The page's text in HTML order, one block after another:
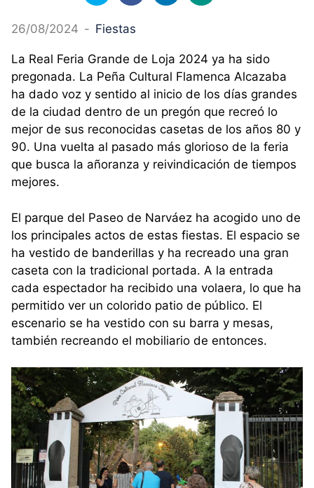
26/08/2024 - Fiestas
La Real Feria Grande de Loja 2024 ya ha sido
pregonada. La Peña Cultural Flamenca Alcazaba
ha dado voz y sentido al inicio de los días grandes
de la ciudad dentro de un pregón que recreó lo
mejor de sus reconocidas casetas de los años 80 y
90. Una vuelta al pasado más glorioso de la feria
que busca la añoranza y reivindicación de tiempos
mejores.
El parque del Paseo de Narváez ha acogido uno de
los principales actos de estas fiestas. El espacio se
ha vestido de banderillas y ha recreado una gran
caseta con la tradicional portada. A la entrada
cada espectador ha recibido una volaera, lo que ha
permitido ver un colorido patio de público. El
escenario se ha vestido con su barra y mesas,
también recreando el mobiliario de entonces.